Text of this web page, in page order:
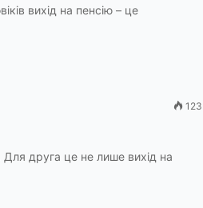
вихід на пенсію – це
123
Для друга це не лише вихід на